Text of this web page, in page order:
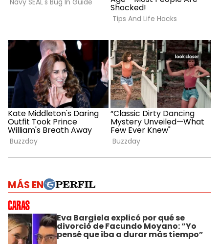
MÁS EN
Eva Bargiela explicó por qué se
divorció de Facundo Moyano: “Yo
pensé que iba a durar más tiempo”